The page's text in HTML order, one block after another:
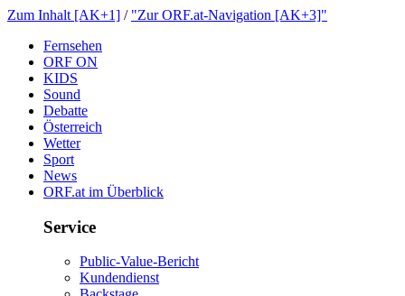
ZumInhalt[AK+1] / "ZurORF.at-Navigation[AK+3]"
Fernsehen
ORFON
KIDS
Sound
Debatte
Österreich
Wetter
Sport
News
ORF.atimÜberblick
Service
Public-Value-Bericht
Kundendienst